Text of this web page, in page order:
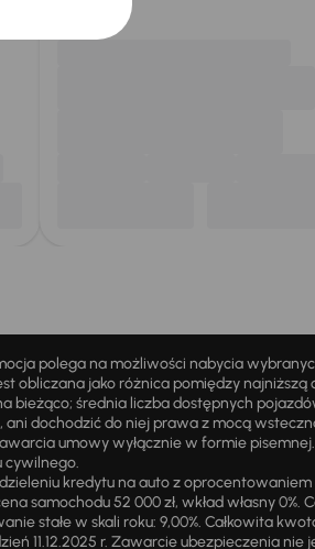
polega na możliwości nabycia
obliczana jako różnica pomiędzy najniższą
bieżąco; średnia liczba dostępnych
dochodzić do niej prawa z mocą
umowy wyłącznie w formie
cywilnego.
kredytu na auto z oprocentowaniem
samochodu 52 000 zł, wkład własny 0%.
stałe w skali roku: 9,00%. Całkowita
11.12.2025 r. Zawarcie ubezpieczenia